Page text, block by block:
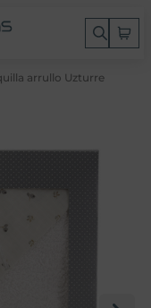
arrullo Uzturre